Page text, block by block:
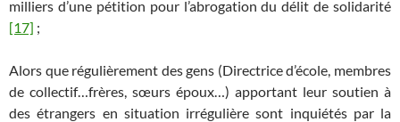
milliers d’une pétition pour l’abrogation du délit de solidarité
[17] ;
Alors que régulièrement des gens (Directrice d’école, membres
de collectif…frères, sœurs époux…) apportant leur soutien à
des étrangers en situation irrégulière sont inquiétés par la